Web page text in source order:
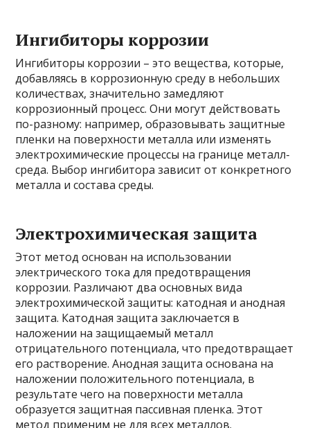
Ингибиторы коррозии
Ингибиторы коррозии – это вещества, которые,
добавляясь в коррозионную среду в небольших
количествах, значительно замедляют
коррозионный процесс. Они могут действовать
по-разному: например, образовывать защитные
пленки на поверхности металла или изменять
электрохимические процессы на границе металл-
среда. Выбор ингибитора зависит от конкретного
металла и состава среды.
Электрохимическая защита
Этот метод основан на использовании
электрического тока для предотвращения
коррозии. Различают два основных вида
электрохимической защиты: катодная и анодная
защита. Катодная защита заключается в
наложении на защищаемый металл
отрицательного потенциала, что предотвращает
его растворение. Анодная защита основана на
наложении положительного потенциала, в
результате чего на поверхности металла
образуется защитная пассивная пленка. Этот
метод применим не для всех металлов.